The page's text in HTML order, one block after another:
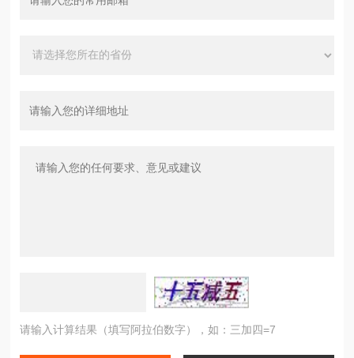
请输入计算结果（填写阿拉伯数字），如：三加四=7